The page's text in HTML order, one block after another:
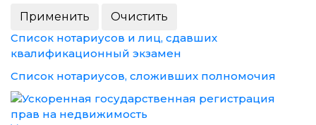
Список нотариусов и лиц, сдавших
квалификационный экзамен
Список нотариусов, сложивших полномочия